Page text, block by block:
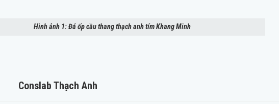
Hình ảnh 1: Đá ốp cầu thang thạch anh tím Khang Minh
Conslab Thạch Anh